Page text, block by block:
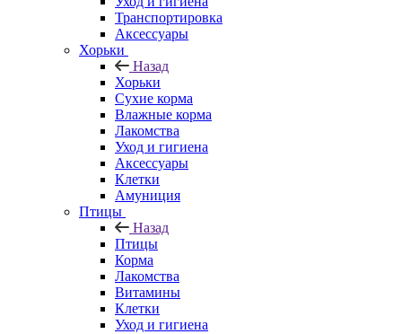
Транспортировка
Аксессуары
Хорьки
Назад
Хорьки
Сухие корма
Влажные корма
Лакомства
Уход и гигиена
Аксессуары
Клетки
Амуниция
Птицы
Назад
Птицы
Корма
Лакомства
Витамины
Клетки
Уход и гигиена